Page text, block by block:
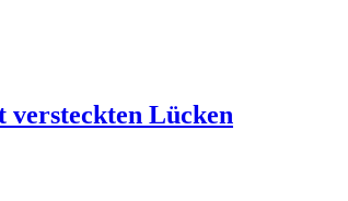
versteckten Lücken